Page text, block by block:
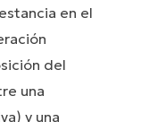
en el
del
una
y una